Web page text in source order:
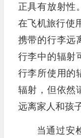
正具有放射性
在飞机旅行使
携带的行李远
行李中的辐射
行李所使用的
辐射，但依然
远离家人和孩
当通过安